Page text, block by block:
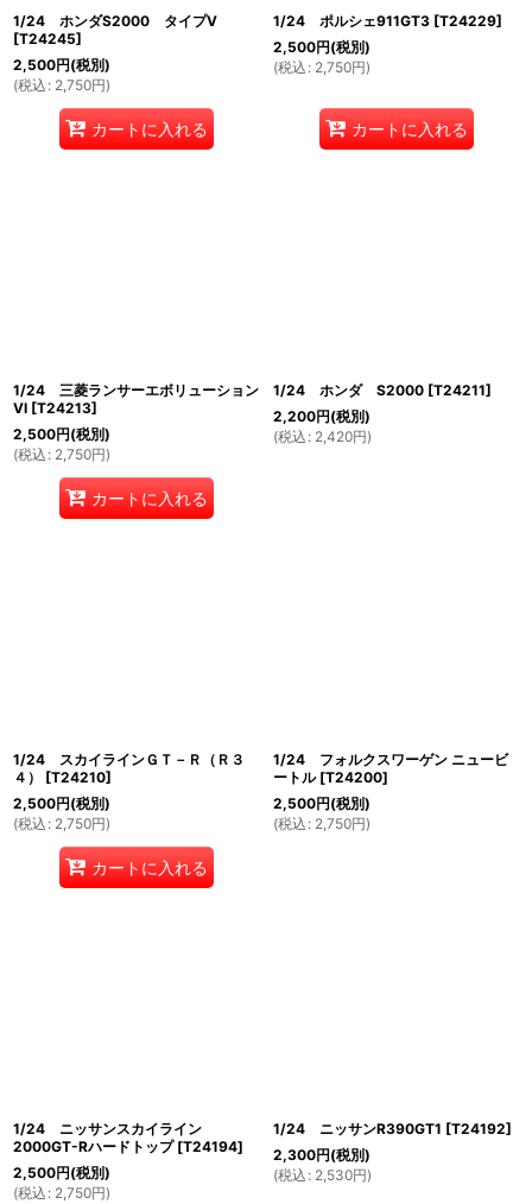
1/24 ホンダS2000 タイプV
[T24245]
2,500円(税別)
(税込 : 2,750円)
カートに入れる
1/24 ポルシェ911GT3 [T24229]
2,500円(税別)
(税込 : 2,750円)
カートに入れる
1/24 三菱ランサーエボリューション
VI [T24213]
2,500円(税別)
(税込 : 2,750円)
カートに入れる
1/24 ホンダ S2000 [T24211]
2,200円(税別)
(税込 : 2,420円)
1/24 スカイラインＧＴ－Ｒ（Ｒ３
４）
[T24210]
2,500円(税別)
(税込 : 2,750円)
カートに入れる
1/24 フォルクスワーゲン ニュービ
ートル [T24200]
2,500円(税別)
(税込 : 2,750円)
1/24 ニッサンスカイライン
2000GT-Rハードトップ [T24194]
2,500円(税別)
(税込 : 2,750円)
1/24 ニッサンR390GT1 [T24192]
2,300円(税別)
(税込 : 2,530円)